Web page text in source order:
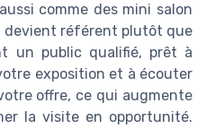
comme des mini salon
devient référent plutôt que
un public qualifié, prêt à
exposition et à écouter
offre, ce qui augmente
la visite en opportunité.